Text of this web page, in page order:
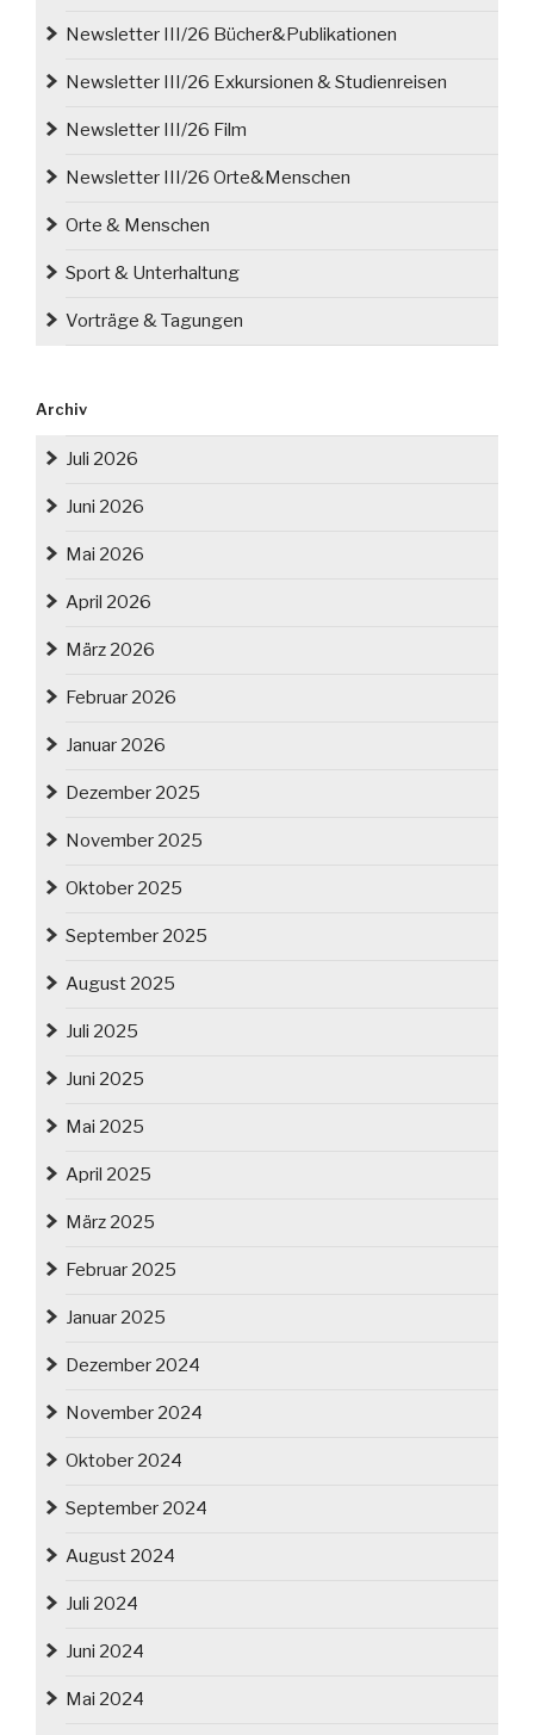
Newsletter III/26 Bücher&Publikationen
Newsletter III/26 Exkursionen & Studienreisen
Newsletter III/26 Film
Newsletter III/26 Orte&Menschen
Orte & Menschen
Sport & Unterhaltung
Vorträge & Tagungen
Archiv
Juli 2026
Juni 2026
Mai 2026
April 2026
März 2026
Februar 2026
Januar 2026
Dezember 2025
November 2025
Oktober 2025
September 2025
August 2025
Juli 2025
Juni 2025
Mai 2025
April 2025
März 2025
Februar 2025
Januar 2025
Dezember 2024
November 2024
Oktober 2024
September 2024
August 2024
Juli 2024
Juni 2024
Mai 2024